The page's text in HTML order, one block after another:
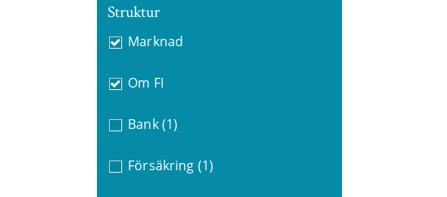
Struktur
Marknad
Om FI
Bank (1)
Försäkring (1)